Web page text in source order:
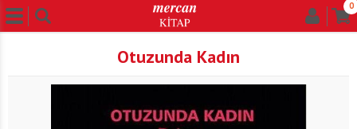
0
Otuzunda Kadın